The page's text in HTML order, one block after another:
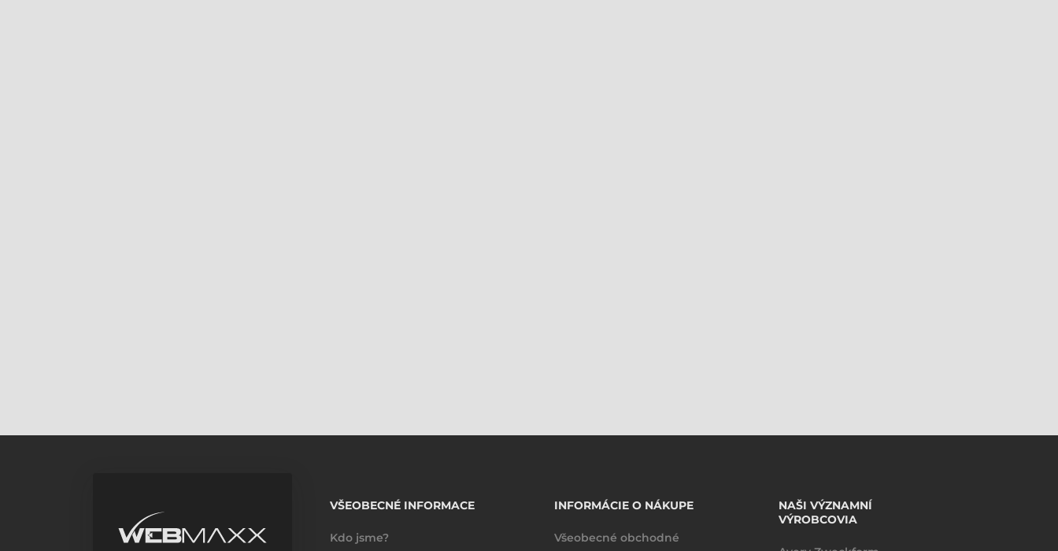
VŠEOBECNÉ INFORMACE
Kdo jsme?
INFORMÁCIE O NÁKUPE
Všeobecné obchodné
NAŠI VÝZNAMNÍ
VÝROBCOVIA